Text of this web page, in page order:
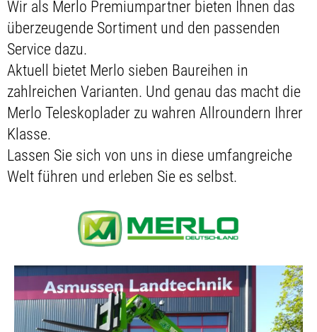
Wir als Merlo Premiumpartner bieten Ihnen das
überzeugende Sortiment und den passenden
Service dazu.
Aktuell bietet Merlo sieben Baureihen in
zahlreichen Varianten. Und genau das macht die
Merlo Teleskoplader zu wahren Allroundern Ihrer
Klasse.
Lassen Sie sich von uns in diese umfangreiche
Welt führen und erleben Sie es selbst.